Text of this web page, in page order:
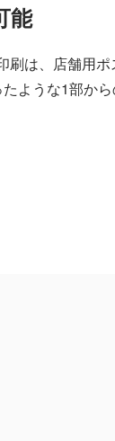
能
刷は、店舗用ポ
ような1部か